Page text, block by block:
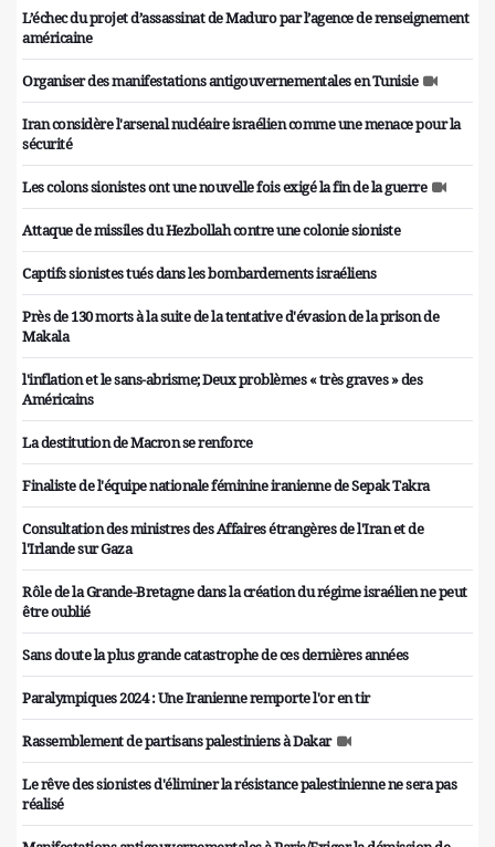
L’échec du projet d’assassinat de Maduro par l’agence de renseignement
américaine
Organiser des manifestations antigouvernementales en Tunisie
Iran considère l'arsenal nucléaire israélien comme une menace pour la
sécurité
Les colons sionistes ont une nouvelle fois exigé la fin de la guerre
Attaque de missiles du Hezbollah contre une colonie sioniste
Captifs sionistes tués dans les bombardements israéliens
Près de 130 morts à la suite de la tentative d'évasion de la prison de
Makala
l'inflation et le sans-abrisme; Deux problèmes « très graves » des
Américains
La destitution de Macron se renforce
Finaliste de l'équipe nationale féminine iranienne de Sepak Takra
Consultation des ministres des Affaires étrangères de l'Iran et de
l'Irlande sur Gaza
Rôle de la Grande-Bretagne dans la création du régime israélien ne peut
être oublié
Sans doute la plus grande catastrophe de ces dernières années
Paralympiques 2024 : Une Iranienne remporte l'or en tir
Rassemblement de partisans palestiniens à Dakar
Le rêve des sionistes d'éliminer la résistance palestinienne ne sera pas
réalisé